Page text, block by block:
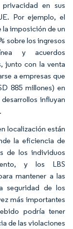
en sus
Por ejemplo, el
imposición de un
sobre los ingresos
y acuerdos
junto con la venta
a empresas que
885 millones) en
influyan
localización están
la eficiencia de
de los individuos
y los LBS
mantener a las
seguridad de los
más importantes
podría tener
de las violaciones